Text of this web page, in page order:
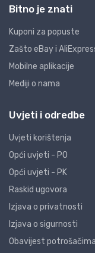
Bitno je znati
Kuponi za popuste
Zašto eBay i
Mobilne aplikacije
Mediji o nama
Uvjeti i odredbe
Uvjeti korištenja
Opći uvjeti - PO
Opći uvjeti - PK
Raskid ugovora
Izjava o privatnosti
Izjava o sigurnosti
Obavijest potrošačima